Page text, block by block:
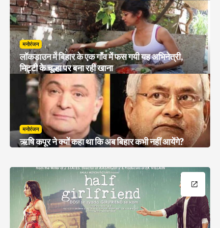
मनोरंजन
लॉकडाउन में बिहार के एक गाँव में फस गयी यह अभिनेत्री,
मिट्टी के चूल्हा पर बना रही खाना
मनोरंजन
ऋषि कपूर ने क्यों कहा था कि अब बिहार कभी नहीं आयेंगे?